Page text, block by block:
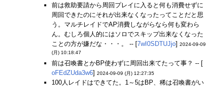
前は救助要請から周回プレイに入ると何も消費せずに
周回できたのにそれが出来なくなったってことだと思
う。マルチレイドでAP消費しながらなら何も変わら
ん。むしろ個人的にはソロでスキップ出来なくなった
ことの方が嫌だな・・・。 -- [7wI0SDTUJjo] 2024-09-09
(月) 10:18:47
前は召喚書とかBP使わずに周回出来てたって事？ -- [
oFEdZUda3w6] 2024-09-09 (月) 12:27:35
100人レイドはできてた。1～5はBP、稀は召喚書がい